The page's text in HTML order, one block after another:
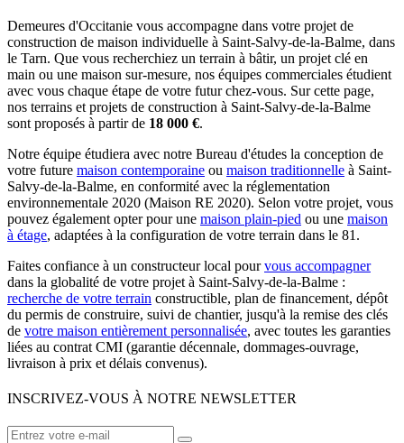
Demeures d'Occitanie vous accompagne dans votre projet de
construction de maison individuelle à Saint-Salvy-de-la-Balme, dans
le Tarn. Que vous recherchiez un terrain à bâtir, un projet clé en
main ou une maison sur-mesure, nos équipes commerciales étudient
avec vous chaque étape de votre futur chez-vous. Sur cette page,
nos terrains et projets de construction à Saint-Salvy-de-la-Balme
sont proposés à partir de 18 000 €.
Notre équipe étudiera avec notre Bureau d'études la conception de
votre future maison contemporaine ou maison traditionnelle à Saint-
Salvy-de-la-Balme, en conformité avec la réglementation
environnementale 2020 (Maison RE 2020). Selon votre projet, vous
pouvez également opter pour une maison plain-pied ou une maison
à étage, adaptées à la configuration de votre terrain dans le 81.
Faites confiance à un constructeur local pourvous accompagner
dans la globalité de votre projet à Saint-Salvy-de-la-Balme :
recherche de votre terrain constructible, plan de financement, dépôt
du permis de construire, suivi de chantier, jusqu'à la remise des clés
de votre maison entièrement personnalisée, avec toutes les garanties
liées au contrat CMI (garantie décennale, dommages-ouvrage,
livraison à prix et délais convenus).
INSCRIVEZ-VOUS À NOTRE NEWSLETTER